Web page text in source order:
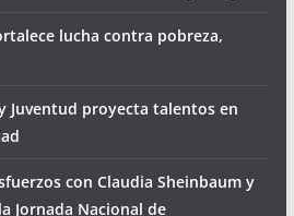
lucha contra pobreza,
Juventud proyecta talentos en
con Claudia Sheinbaum y
Jornada Nacional de